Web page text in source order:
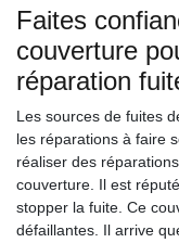
Faites
couverture
réparation
Les sources de fuites
les réparations à faire
réaliser des
couverture. Il est
stopper la fuite. Ce
défaillantes. Il arrive